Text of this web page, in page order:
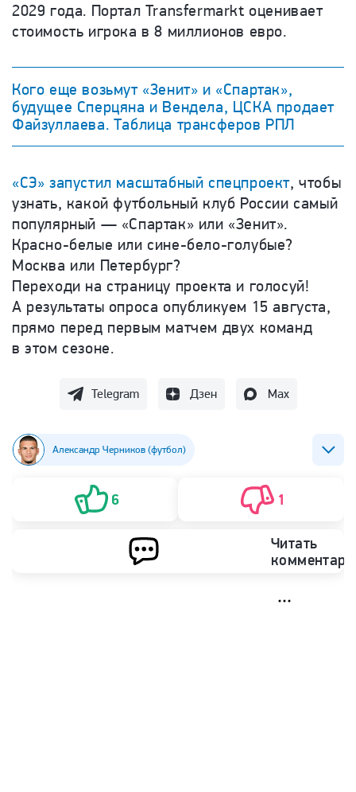
2029 года. Портал Transfermarkt оценивает
стоимость игрока в 8 миллионов евро.
Кого еще возьмут «Зенит» и «Спартак»,
будущее Сперцяна и Вендела, ЦСКА продает
Файзуллаева. Таблица трансферов РПЛ
«СЭ» запустил масштабный спецпроект, чтобы
узнать, какой футбольный клуб России самый
популярный — «Спартак» или «Зенит».
Красно-белые или сине-бело-голубые?
Москва или Петербург?
Переходи на страницу проекта и голосуй!
А результаты опроса опубликуем 15 августа,
прямо перед первым матчем двух команд
в этом сезоне.
Telegram Дзен Max
Александр Черников (футбол)
Андре Виллаш-Боаш РПЛ
ФК Порту
6 1
Читать